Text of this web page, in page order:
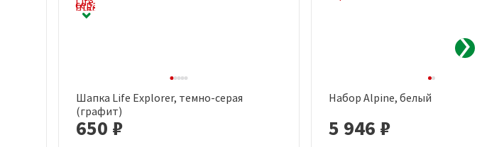
Быстрый просмотр
Шапка Life Explorer, темно-серая
(графит)
650 ₽
Быстрый просмотр
Набор Alpine, белый
5 946 ₽